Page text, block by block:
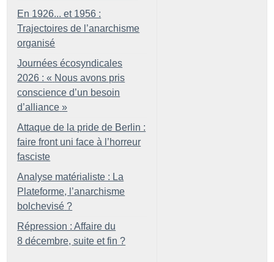
En 1926... et 1956 :
Trajectoires de l’anarchisme
organisé
Journées écosyndicales
2026 : « Nous avons pris
conscience d’un besoin
d’alliance »
Attaque de la pride de Berlin :
faire front uni face à l’horreur
fasciste
Analyse matérialiste : La
Plateforme, l’anarchisme
bolchevisé ?
Répression : Affaire du
8 décembre, suite et fin ?